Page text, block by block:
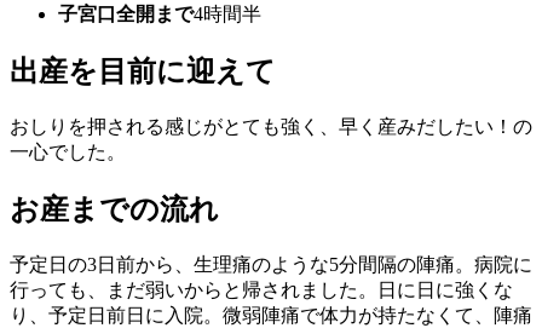
子宮口全開まで4時間半
出産を目前に迎えて
おしりを押される感じがとても強く、早く産みだしたい！の
一心でした。
お産までの流れ
予定日の3日前から、生理痛のような5分間隔の陣痛。病院に
行っても、まだ弱いからと帰されました。日に日に強くな
り、予定日前日に入院。微弱陣痛で体力が持たなくて、陣痛